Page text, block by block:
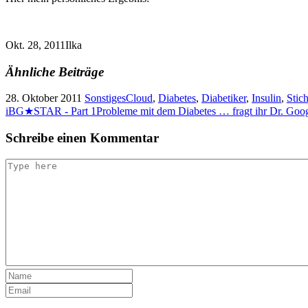
Okt. 28, 2011Ilka
Ähnliche Beiträge
28. Oktober 2011 SonstigesCloud, Diabetes, Diabetiker, Insulin,
iBG★STAR - Part 1Probleme mit dem Diabetes … fragt ihr Dr.
Schreibe einen Kommentar